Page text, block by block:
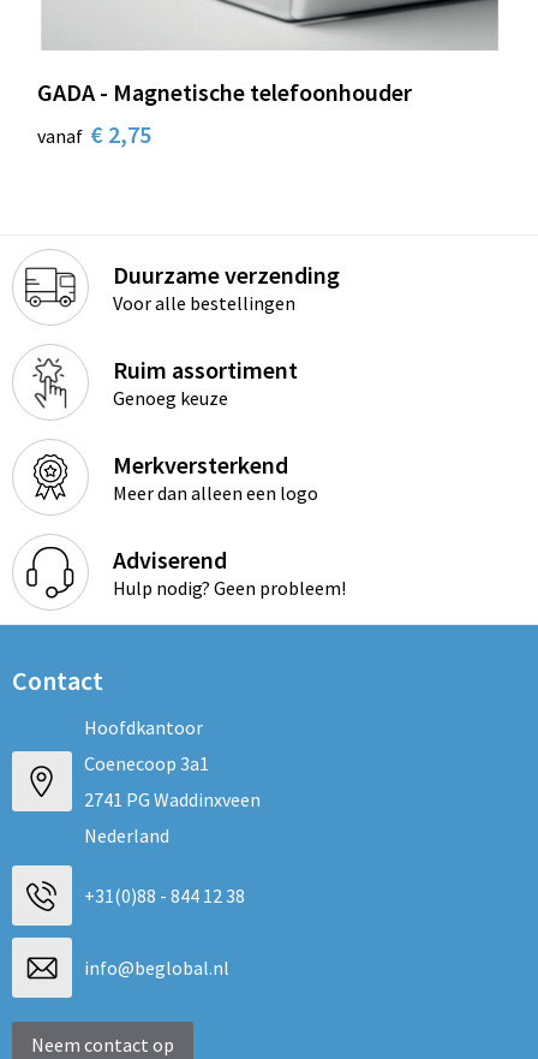
GADA - Magnetische telefoonhouder
vanaf € 2,75
Duurzame verzending
Voor alle bestellingen
Ruim assortiment
Genoeg keuze
Merkversterkend
Meer dan alleen een logo
Adviserend
Hulp nodig? Geen probleem!
Contact
Hoofdkantoor
Coenecoop 3a1
2741 PG Waddinxveen
Nederland
+31(0)88 - 844 12 38
info@beglobal.nl
Neem contact op